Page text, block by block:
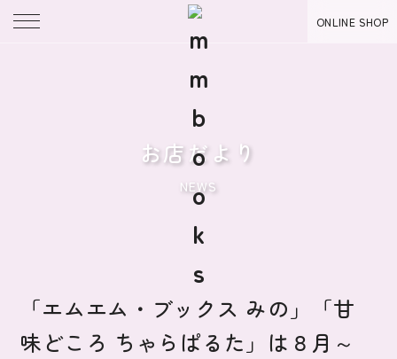
ONLINE SHOP
お店だより
NEWS
「エムエム・ブックス みの」「甘
味どころ ちゃらぱるた」は８月～